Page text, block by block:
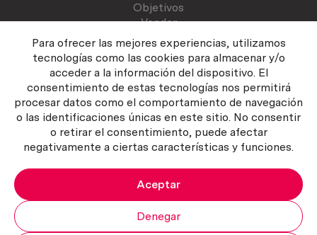
Para ofrecer las mejores experiencias, utilizamos
tecnologías como las cookies para almacenar y/o
acceder a la información del dispositivo. El
consentimiento de estas tecnologías nos permitirá
procesar datos como el comportamiento de navegación
o las identificaciones únicas en este sitio. No consentir
o retirar el consentimiento, puede afectar
negativamente a ciertas características y funciones.
Aceptar
Denegar
Objetivos
Vender
Atención al cliente
Contactar
Manual del vendedor
Política del servicio
Política de Cookies
Copyright ©2026 Curiosum S.L. Todos los derechos reservados.